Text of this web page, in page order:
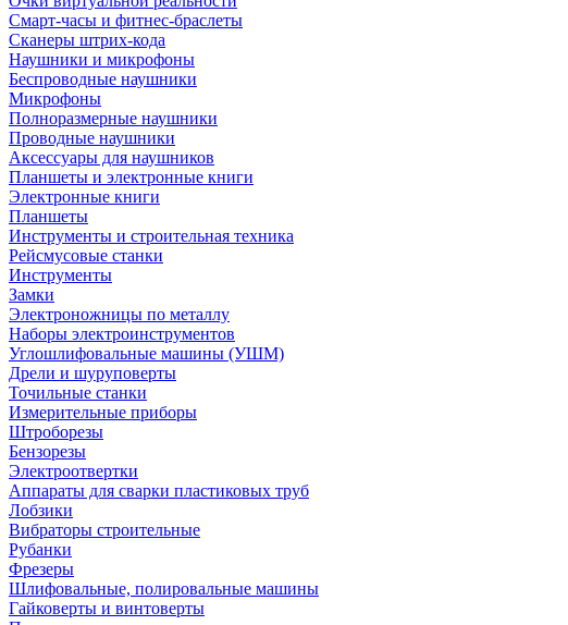
Смарт-часы и фитнес-браслеты
Сканеры штрих-кода
Наушники и микрофоны
Беспроводные наушники
Микрофоны
Полноразмерные наушники
Проводные наушники
Аксессуары для наушников
Планшеты и электронные книги
Электронные книги
Планшеты
Инструменты и строительная техника
Рейсмусовые станки
Инструменты
Замки
Электроножницы по металлу
Наборы электроинструментов
Углошлифовальные машины (УШМ)
Дрели и шуруповерты
Точильные станки
Измерительные приборы
Штроборезы
Бензорезы
Электроотвертки
Аппараты для сварки пластиковых труб
Лобзики
Вибраторы строительные
Рубанки
Фрезеры
Шлифовальные, полировальные машины
Гайковерты и винтоверты